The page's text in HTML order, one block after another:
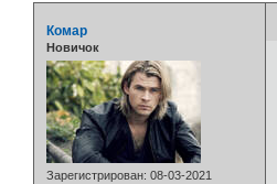
Комар
Новичок
Зарегистрирован: 08-03-2021